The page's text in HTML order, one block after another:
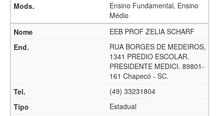
Ensino Fundamental, Ensino
Médio
EEB PROF ZELIA SCHARF
RUA BORGES DE MEDEIROS,
1341 PREDIO ESCOLAR.
PRESIDENTE MEDICI. 89801-
161 Chapecó - SC.
(49) 33231804
Estadual